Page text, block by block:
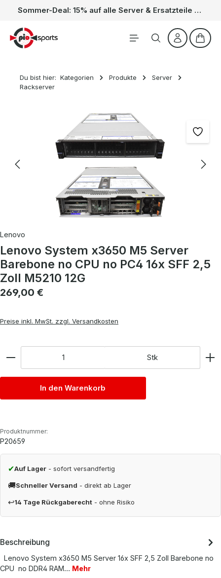
Zum Hauptinhalt springen Sommer-Deal: 15% auf alle Server & Ersatzteile – Kein Code nötig, der Rabatt wird automatisch im Warenkorb abgezogen. Gültig vom 01.06. bis 31.08.
Du bist hier: Kategorien Produkte
Server
Rackserver
Lenovo
Lenovo System x3650 M5 Server
Barebone no CPU no PC4 16x SFF 2,5
Zoll M5210 12G
Regulärer Preis:
269,00 €
Preise inkl. MwSt. zzgl. Versandkosten
Stk
In den Warenkorb
Produktnummer:
P20659
✔Auf Lager - sofort versandfertig
🚚Schneller Versand - direkt ab Lager
↩14 Tage Rückgaberecht - ohne Risiko
Beschreibung
Lenovo System x3650 M5 Server 16x SFF 2,5 Zoll Barebone no
CPU no DDR4 RAM… Mehr